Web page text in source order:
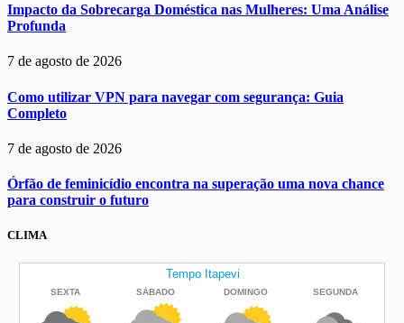
Impacto da Sobrecarga Doméstica nas Mulheres: Uma Análise
Profunda
7 de agosto de 2026
Como utilizar VPN para navegar com segurança: Guia
Completo
7 de agosto de 2026
Órfão de feminicídio encontra na superação uma nova chance
para construir o futuro
CLIMA